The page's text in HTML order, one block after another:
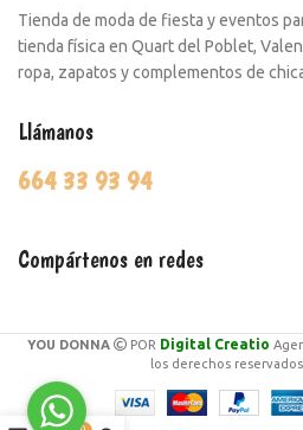
Tienda de moda de fiesta y eventos
tienda física en Quart del Poblet,
ropa, zapatos y complementos de
Llámanos
664 33 93 94
Compártenos en redes
YOU DONNA POR Digital Creatio
los derechos reservados.